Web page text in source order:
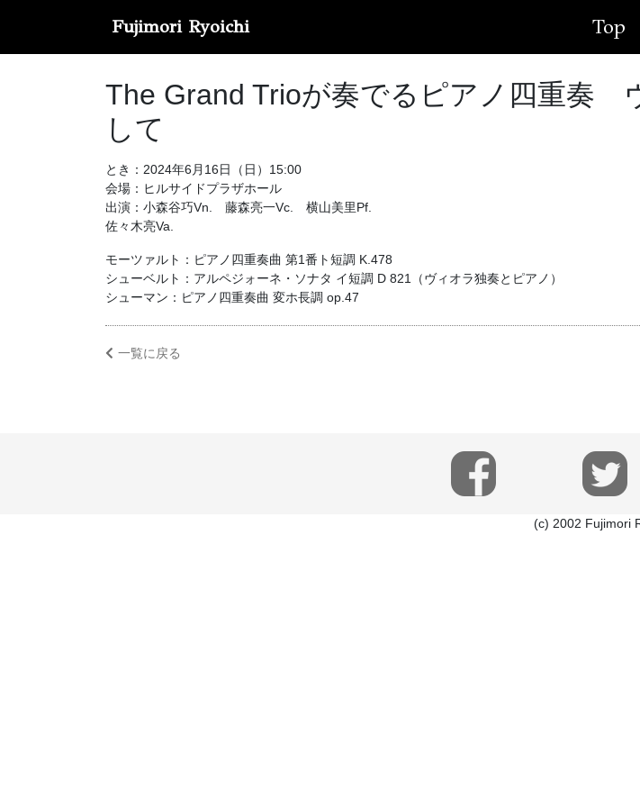
Fujimori Ryoichi Top
The Grand Trioが奏でるピアノ四重奏
して
とき：2024年6月16日（日）15:00
会場：ヒルサイドプラザホール
出演：小森谷巧Vn. 藤森亮一Vc. 横山美里Pf.
佐々木亮Va.
モーツァルト：ピアノ四重奏曲 第1番ト短調 K.478
シューベルト：アルペジォーネ・ソナタ イ短調 D 821（ヴィオラ独奏とピアノ）
シューマン：ピアノ四重奏曲 変ホ長調 op.47
一覧に戻る
(c) 2002 Fujimori